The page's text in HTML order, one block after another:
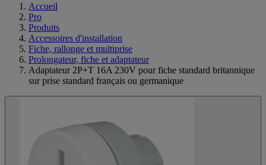
Accueil
Pro
Produits
Accessoires d'installation
Fiche, rallonge et multiprise
Prolongateur, fiche et adaptateur
Adaptateur 2P+T 16A 230V pour fiche standard britannique
sur prise standard français ou germanique